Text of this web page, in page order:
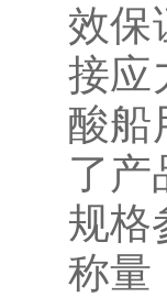
效保
接应
酸船
了产
规格
称量